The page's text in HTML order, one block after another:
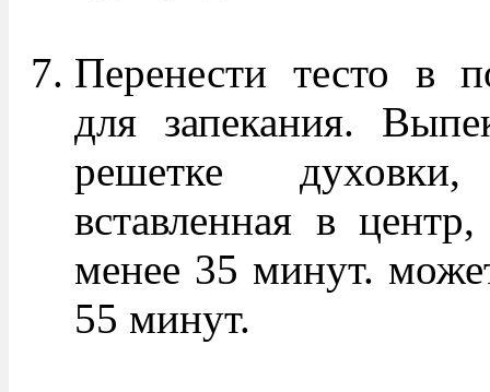
Перенести тесто в
для запекания.
решетке
вставленная в
менее 35 минут.
55 минут.